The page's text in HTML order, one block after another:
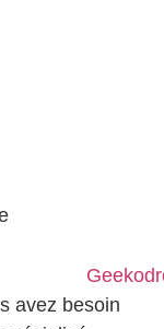
avez besoin